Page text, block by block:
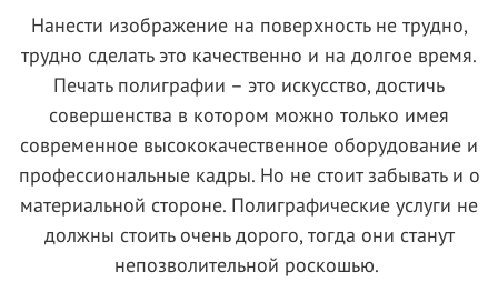
Нанести изображение на поверхность не трудно,
трудно сделать это качественно и на долгое время.
Печать полиграфии – это искусство, достичь
совершенства в котором можно только имея
современное высококачественное оборудование и
профессиональные кадры. Но не стоит забывать и о
материальной стороне. Полиграфические услуги не
должны стоить очень дорого, тогда они станут
непозволительной роскошью.